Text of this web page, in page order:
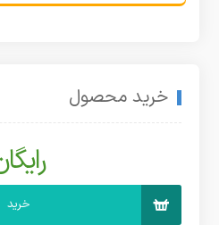
خرید محصول
خرید